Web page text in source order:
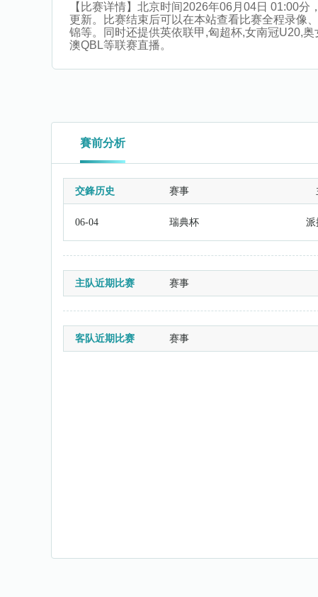
【比赛详情】 北京时间2026年06月04日 01:00分
更新。比赛结束后可以在本站查看比赛全程录像
锦等。同时还提供英依联甲,匈超杯,女南冠U20,
澳QBL等联赛直播。
賽前分析
交鋒历史 赛事
06-04 瑞典杯 派
主队近期比赛 赛事
客队近期比赛 赛事